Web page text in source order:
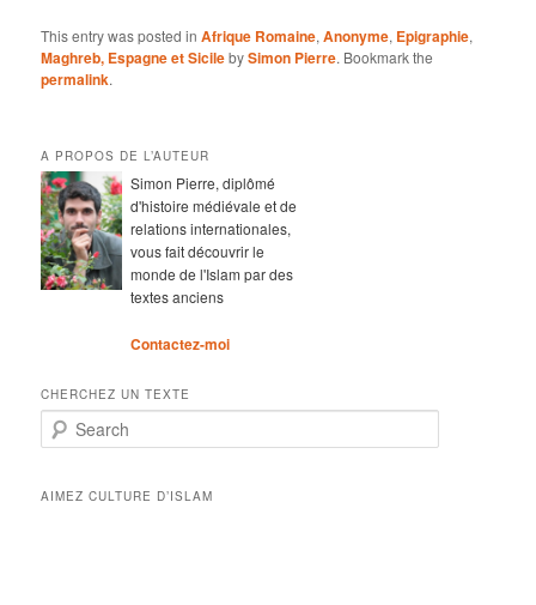
This entry was posted inAfrique Romaine,Anonyme, Epigraphie,
Maghreb, Espagne et SicilebySimon Pierre. Bookmark the
permalink.
A PROPOS DE L’AUTEUR
Simon Pierre, diplômé
d'histoire médiévale et de
relations internationales,
vous fait découvrir le
monde de l'Islam par des
textes anciens
Contactez-moi
CHERCHEZ UN TEXTE
Search
AIMEZ CULTURE D’ISLAM